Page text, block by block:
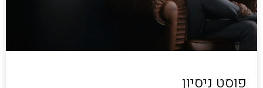
פוסט ניסיון